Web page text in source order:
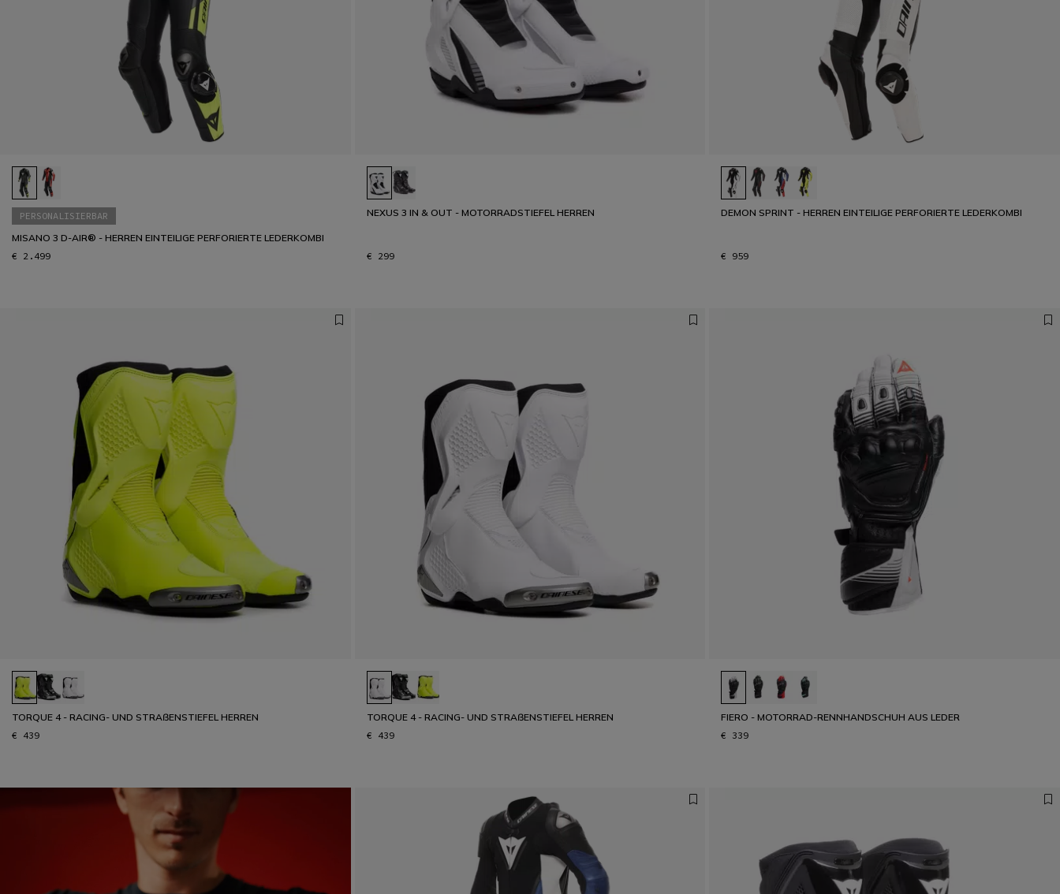
PERSONALISIERBAR
MISANO 3 D-AIR® - HERREN EINTEILIGE PERFORIERTE LEDERKOMBI
€ 2.499
NEXUS 3 IN & OUT - MOTORRADSTIEFEL HERREN
€ 299
DEMON SPRINT - HERREN EINTEILIGE PERFORIERTE LEDERKOMBI
€ 959
TORQUE 4 - RACING- UND STRAßENSTIEFEL HERREN
€ 439
TORQUE 4 - RACING- UND STRAßENSTIEFEL HERREN
€ 439
FIERO - MOTORRAD-RENNHANDSCHUH AUS LEDER
€ 339